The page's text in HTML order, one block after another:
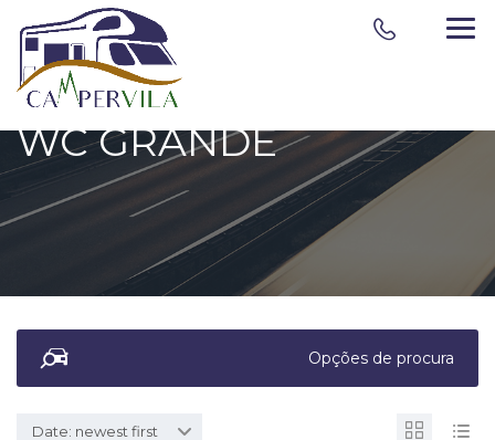
WC GRANDE
Opções de procura
Date: newest first